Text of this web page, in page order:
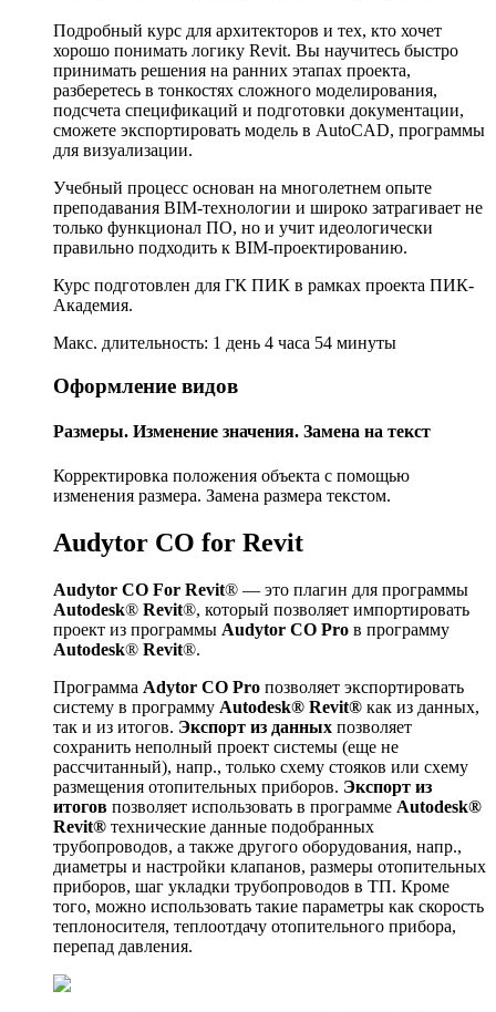
Подробный курс для архитекторов и тех, кто хочет
хорошо понимать логику Revit. Вы научитесь быстро
принимать решения на ранних этапах проекта,
разберетесь в тонкостях сложного моделирования,
подсчета спецификаций и подготовки документации,
сможете экспортировать модель в AutoCAD, программы
для визуализации.
Учебный процесс основан на многолетнем опыте
преподавания BIM-технологии и широко затрагивает не
только функционал ПО, но и учит идеологически
правильно подходить к BIM-проектированию.
Курс подготовлен для ГК ПИК в рамках проекта ПИК-
Академия.
Макс. длительность: 1 день 4 часа 54 минуты
Оформление видов
Размеры. Изменение значения. Замена на текст
Корректировка положения объекта с помощью
изменения размера. Замена размера текстом.
Audytor CO for Revit
Audytor CO For Revit® — это плагин для программы
Autodesk® Revit®, который позволяет импортировать
проект из программы Audytor CO Pro в программу
Autodesk® Revit®.
Программа Adytor CO Pro позволяет экспортировать
систему в программу Autodesk® Revit® как из данных,
так и из итогов. Экспорт из данных позволяет
сохранить неполный проект системы (еще не
рассчитанный), напр., только схему стояков или схему
размещения отопительных приборов. Экспорт из
итогов позволяет использовать в программе Autodesk®
Revit® технические данные подобранных
трубопроводов, а также другого оборудования, напр.,
диаметры и настройки клапанов, размеры отопительных
приборов, шаг укладки трубопроводов в ТП. Кроме
того, можно использовать такие параметры как скорость
теплоносителя, теплоотдачу отопительного прибора,
перепад давления.